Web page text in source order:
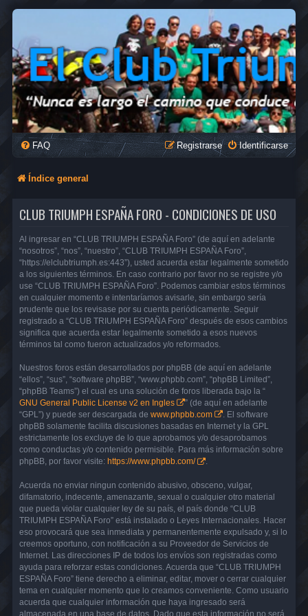
FAQ Identificarse
Registrarse
Índice general
CLUB TRIUMPH ESPAÑA FORO - CONDICIONES DE USO
Al ingresar en “CLUB TRIUMPH ESPAÑA Foro” (de aquí en adelante
“nosotros”, “nos”, “nuestro”, “CLUB TRIUMPH ESPAÑA Foro”,
“https://elclubtriumph.es:443”), usted acuerda estar legalmente sometido
a los siguientes términos. En caso contrario por favor no se registre y/o
use “CLUB TRIUMPH ESPAÑA Foro”. Podemos cambiar estos términos
en cualquier momento e intentaríamos avisarle, sin embargo sería
prudente que los revisase por su cuenta periódicamente. Seguir
registrado a “CLUB TRIUMPH ESPAÑA Foro” después de esos cambios
significa que acuerda estar legalmente sometido a esos nuevos
términos tal como fueron actualizados y/o reformados.
Nuestros foros están desarrollados por phpBB (de aquí en adelante
“ellos”, “sus”, “software phpBB”, “www.phpbb.com”, “phpBB Limited”,
“phpBB Teams”) el cual es una solución de foros liberada bajo la “
GNU General Public License v2 en Ingles
” (de aquí en adelante
“GPL”) y puede ser descargada de www.phpbb.com
. El software
phpBB solamente facilita discusiones basadas en Internet y la GPL
estrictamente los excluye de lo que aprobamos y/o desaprobamos
como conductas y/o contenido permisible. Para más información sobre
phpBB, por favor visite: https://www.phpbb.com/ .
Acuerda no enviar ningun contenido abusivo, obsceno, vulgar,
difamatorio, indecente, amenazante, sexual o cualquier otro material
que pueda violar cualquier ley de su país, el país donde “CLUB
TRIUMPH ESPAÑA Foro” está instalado o Leyes Internacionales. Hacer
eso provocará que sea inmediata y permanentemente expulsado y, si lo
creemos oportuno, con notificación a su Proveedor de Servicios de
Internet. Las direcciones IP de todos los envíos son registradas como
ayuda para reforzar estas condiciones. Acuerda que “CLUB TRIUMPH
ESPAÑA Foro” tiene derecho a eliminar, editar, mover o cerrar cualquier
tema en cualquier momento que lo creamos conveniente. Como usuario
acuerda que cualquier información que haya ingresado será
almacenada en una base de datos. Dado que esta información no será